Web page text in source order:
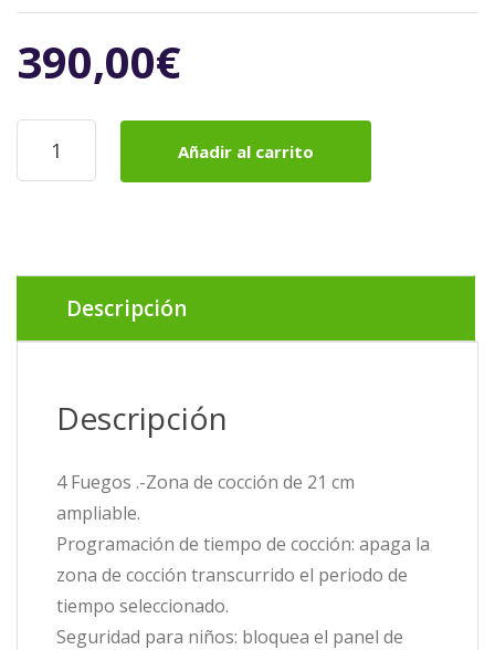
390,00€
BOSCH
Placa
Vitrocerámica
Añadir al carrito
Descripción
Descripción
4 Fuegos .-Zona de cocción de 21 cm
ampliable.
Programación de tiempo de cocción: apaga la
zona de cocción transcurrido el periodo de
tiempo seleccionado.
Seguridad para niños: bloquea el panel de